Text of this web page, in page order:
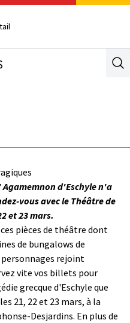
d'Eschyle n'a
vous avec le Théâtre de
et 23 mars.
pièces de théâtre dont
de bungalows de
rejoint
vite vos billets pour
grecque d'Eschyle que
21, 22 et 23 mars, à la
Desjardins. En plus de